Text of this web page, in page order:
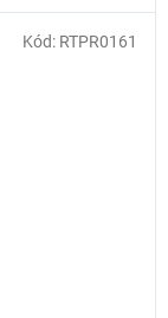
Kód: RTPR0161